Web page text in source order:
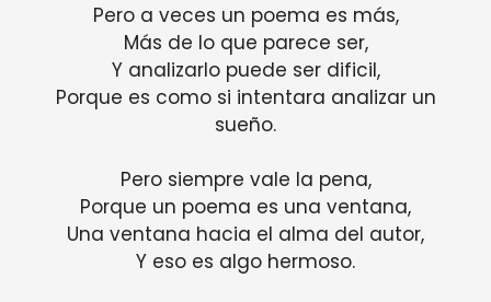
Pero a veces un poema es más,
Más de lo que parece ser,
Y analizarlo puede ser dificil,
Porque es como si intentara analizar un
sueño.
Pero siempre vale la pena,
Porque un poema es una ventana,
Una ventana hacia el alma del autor,
Y eso es algo hermoso.